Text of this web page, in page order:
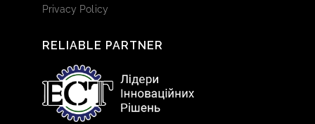
Privacy Policy
RELIABLE PARTNER